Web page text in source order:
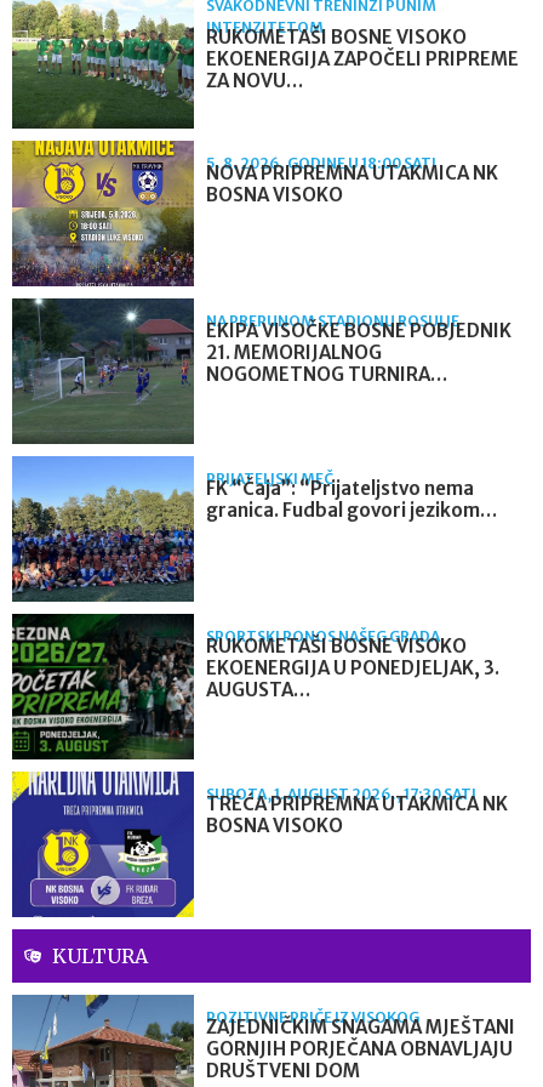
SVAKODNEVNI TRENINZI PUNIM
INTENZITETOM
RUKOMETAŠI BOSNE VISOKO
EKOENERGIJA ZAPOČELI PRIPREME
ZA NOVU…
5. 8. 2026. GODINE U 18:00 SATI
NOVA PRIPREMNA UTAKMICA NK
BOSNA VISOKO
NA PREPUNOM STADIONU ROSULJE
EKIPA VISOČKE BOSNE POBJEDNIK
21. MEMORIJALNOG
NOGOMETNOG TURNIRA…
PRIJATELJSKI MEČ
FK “Čaja”: “Prijateljstvo nema
granica. Fudbal govori jezikom…
SPORTSKI PONOS NAŠEG GRADA
RUKOMETAŠI BOSNE VISOKO
EKOENERGIJA U PONEDJELJAK, 3.
AUGUSTA…
SUBOTA, 1. AUGUST 2026., 17:30 SATI
TREĆA PRIPREMNA UTAKMICA NK
BOSNA VISOKO
KULTURA
POZITIVNE PRIČE IZ VISOKOG
ZAJEDNIČKIM SNAGAMA MJEŠTANI
GORNJIH PORJEČANA OBNAVLJAJU
DRUŠTVENI DOM